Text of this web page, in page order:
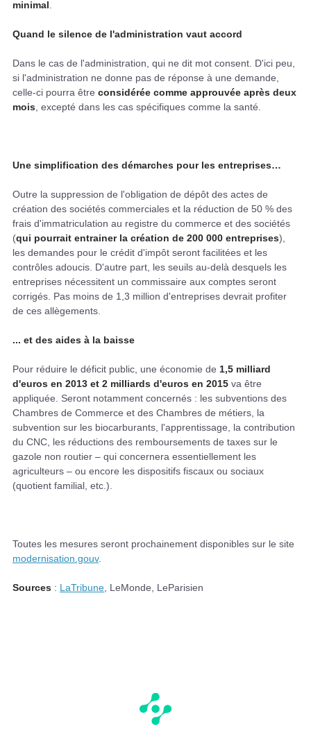
minimal.
Quand le silence de l'administration vaut accord
Dans le cas de l'administration, qui ne dit mot consent. D'ici peu,
si l'administration ne donne pas de réponse à une demande,
celle-ci pourra être considérée comme approuvée après deux
mois, excepté dans les cas spécifiques comme la santé.
Une simplification des démarches pour les entreprises…
Outre la suppression de l'obligation de dépôt des actes de
création des sociétés commerciales et la réduction de 50 % des
frais d'immatriculation au registre du commerce et des sociétés
(qui pourrait entrainer la création de 200 000 entreprises),
les demandes pour le crédit d'impôt seront facilitées et les
contrôles adoucis. D'autre part, les seuils au-delà desquels les
entreprises nécessitent un commissaire aux comptes seront
corrigés. Pas moins de 1,3 million d'entreprises devrait profiter
de ces allègements.
... et des aides à la baisse
Pour réduire le déficit public, une économie de 1,5 milliard
d'euros en 2013 et 2 milliards d'euros en 2015 va être
appliquée. Seront notamment concernés : les subventions des
Chambres de Commerce et des Chambres de métiers, la
subvention sur les biocarburants, l'apprentissage, la contribution
du CNC, les réductions des remboursements de taxes sur le
gazole non routier – qui concernera essentiellement les
agriculteurs – ou encore les dispositifs fiscaux ou sociaux
(quotient familial, etc.).
Toutes les mesures seront prochainement disponibles sur le site
modernisation.gouv.
Sources : LaTribune, LeMonde, LeParisien